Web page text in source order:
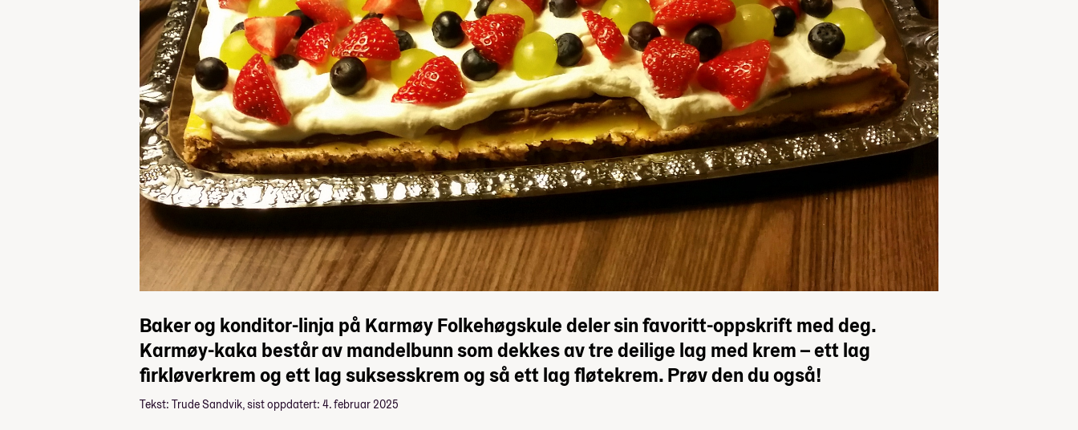
Baker og konditor-linja på Karmøy Folkehøgskule deler sin favoritt-oppskrift med deg.
Karmøy-kaka består av mandelbunn som dekkes av tre deilige lag med krem – ett lag
firkløverkrem og ett lag suksesskrem og så ett lag fløtekrem. Prøv den du også!
Tekst: Trude Sandvik, sist oppdatert: 4. februar 2025